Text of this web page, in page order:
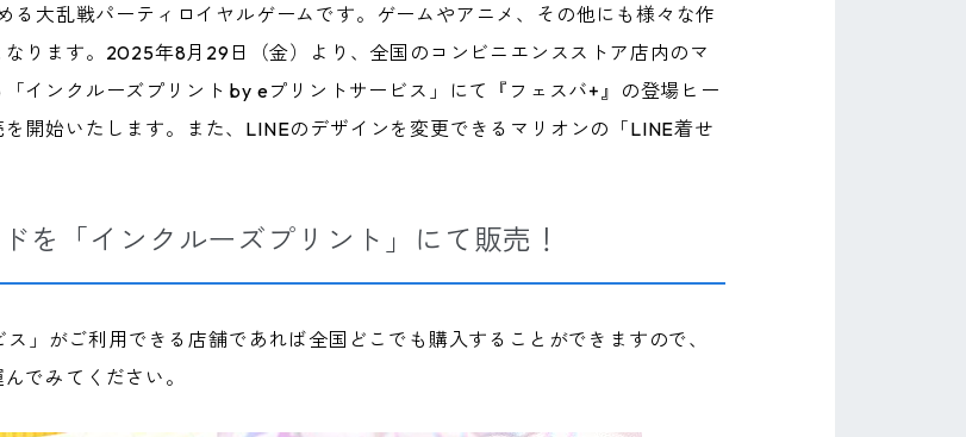
る大乱戦パーティロイヤルゲームです。ゲームやアニメ、その他にも様々な作
ります。2025年8月29日（金）より、全国のコンビニエンスストア店内のマ
インクルーズプリント by eプリントサービス」にて『フェスバ+』の登場ヒー
開始いたします。また、LINEのデザインを変更できるマリオンの「LINE着せ
を「インクルーズプリント」にて販売！
」がご利用できる店舗であれば全国どこでも購入することができますので、
でみてください。